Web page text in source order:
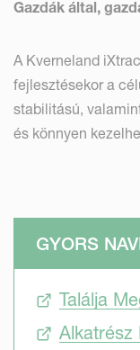
Gazdák által,
A Kverneland
fejlesztésekor a
stabilitású,
és könnyen
GYORS
Találja
Alkatrész